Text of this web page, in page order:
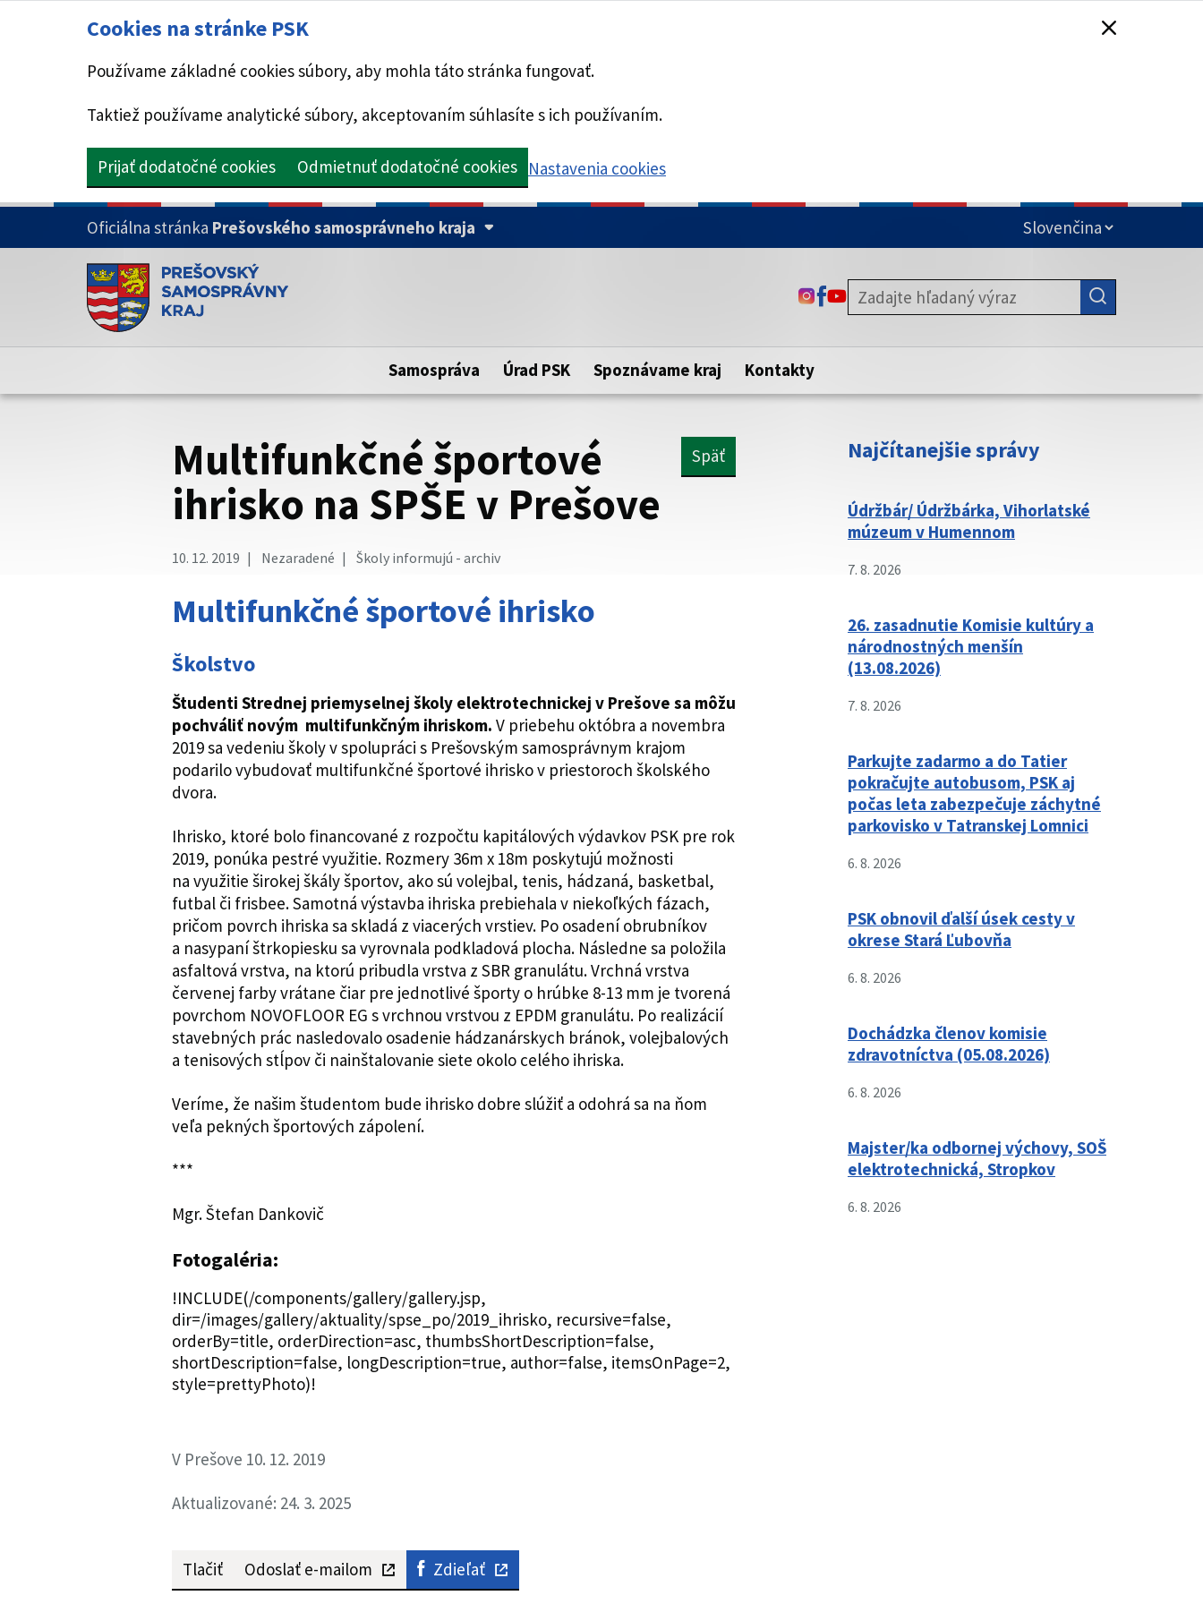
Cookies na stránke PSK
Používame základné cookies súbory, aby mohla táto stránka fungovať.
Taktiež používame analytické súbory, akceptovaním súhlasíte s ich používaním.
Prijať dodatočné cookies Odmietnuť dodatočné cookies Nastavenia cookies
PRESKOČIŤ NA HLAVNÝ OBSAH
Oficiálna stránka Prešovského samosprávneho kraja
Doména psk.sk je oficiálna
Toto je oficiálna webová stránka Prešovského samosprávneho kraja.
Táto stránka je zabezpečená
zabezpečenú webovú stránku. Zabezpečená stránka vždy začína
https:// pred názvom domény webového sídla.
ODKAZ SA OTVORÍ NA NOVEJ KARTE
ODKAZ SA OTVORÍ NA NOVEJ KARTE
ODKAZ SA OTVORÍ NA NOVEJ KARTE
Samospráva Úrad PSK Spoznávame kraj Kontakty
Multifunkčné športové
ihrisko na SPŠE v Prešove
Späť
10. 12. 2019 Nezaradené Školy informujú - archiv
Multifunkčné športové ihrisko
Školstvo
Študenti Strednej priemyselnej školy elektrotechnickej v Prešove sa môžu
pochváliť novým multifunkčným ihriskom. V priebehu októbra a novembra
2019 sa vedeniu školy v spolupráci s Prešovským samosprávnym krajom
podarilo vybudovať multifunkčné športové ihrisko v priestoroch školského
dvora.
Ihrisko, ktoré bolo financované z rozpočtu kapitálových výdavkov PSK pre rok
2019, ponúka pestré využitie. Rozmery 36m x 18m poskytujú možnosti
na využitie širokej škály športov, ako sú volejbal, tenis, hádzaná, basketbal,
futbal či frisbee. Samotná výstavba ihriska prebiehala v niekoľkých fázach,
pričom povrch ihriska sa skladá z viacerých vrstiev. Po osadení obrubníkov
a nasypaní štrkopiesku sa vyrovnala podkladová plocha. Následne sa položila
asfaltová vrstva, na ktorú pribudla vrstva z SBR granulátu. Vrchná vrstva
červenej farby vrátane čiar pre jednotlivé športy o hrúbke 8-13 mm je tvorená
povrchom NOVOFLOOR EG s vrchnou vrstvou z EPDM granulátu. Po realizácií
stavebných prác nasledovalo osadenie hádzanárskych bránok, volejbalových
a tenisových stĺpov či nainštalovanie siete okolo celého ihriska.
Veríme, že našim študentom bude ihrisko dobre slúžiť a odohrá sa na ňom
veľa pekných športových zápolení.
***
Mgr. Štefan Dankovič
Fotogaléria:
!INCLUDE(/components/gallery/gallery.jsp,
dir=/images/gallery/aktuality/spse_po/2019_ihrisko, recursive=false,
orderBy=title, orderDirection=asc, thumbsShortDescription=false,
shortDescription=false, longDescription=true, author=false, itemsOnPage=2,
style=prettyPhoto)!
V Prešove 10. 12. 2019
Aktualizované: 24. 3. 2025
Tlačiť Odoslať e-mailom Zdieľať
Najčítanejšie správy
Údržbár/ Údržbárka, Vihorlatské
múzeum v Humennom
7. 8. 2026
26. zasadnutie Komisie kultúry a
národnostných menšín
(13.08.2026)
7. 8. 2026
Parkujte zadarmo a do Tatier
pokračujte autobusom, PSK aj
počas leta zabezpečuje záchytné
parkovisko v Tatranskej Lomnici
6. 8. 2026
PSK obnovil ďalší úsek cesty v
okrese Stará Ľubovňa
6. 8. 2026
Dochádzka členov komisie
zdravotníctva (05.08.2026)
6. 8. 2026
Majster/ka odbornej výchovy, SOŠ
elektrotechnická, Stropkov
6. 8. 2026